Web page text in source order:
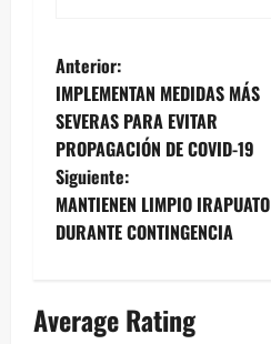
N
a
v
e
a
Anterior:
IMPLEMENTAN MEDIDAS MÁS
SEVERAS PARA EVITAR
PROPAGACIÓN DE COVID-19
Siguiente:
MANTIENEN LIMPIO IRAPUATO
DURANTE CONTINGENCIA
Average Rating